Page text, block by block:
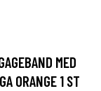
MED
ORANGE 1 ST